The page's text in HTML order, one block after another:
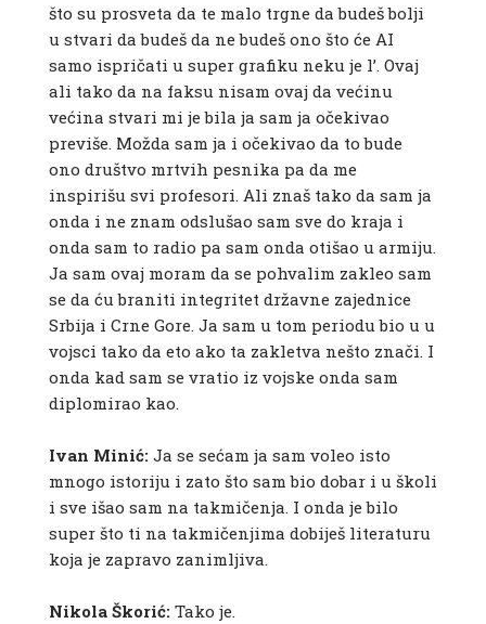
što su prosveta da te malo trgne da budeš bolji
u stvari da budeš da ne budeš ono što će AI
samo ispričati u super grafiku neku je l’. Ovaj
ali tako da na faksu nisam ovaj da većinu
većina stvari mi je bila ja sam ja očekivao
previše. Možda sam ja i očekivao da to bude
ono društvo mrtvih pesnika pa da me
inspirišu svi profesori. Ali znaš tako da sam ja
onda i ne znam odslušao sam sve do kraja i
onda sam to radio pa sam onda otišao u armiju.
Ja sam ovaj moram da se pohvalim zakleo sam
se da ću braniti integritet državne zajednice
Srbija i Crne Gore. Ja sam u tom periodu bio u u
vojsci tako da eto ako ta zakletva nešto znači. I
onda kad sam se vratio iz vojske onda sam
diplomirao kao.
Ivan Minić: Ja se sećam ja sam voleo isto
mnogo istoriju i zato što sam bio dobar i u školi
i sve išao sam na takmičenja. I onda je bilo
super što ti na takmičenjima dobiješ literaturu
koja je zapravo zanimljiva.
Nikola Škorić: Tako je.